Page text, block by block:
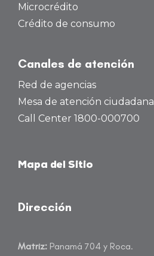
Microcrédito
Crédito de consumo
Canales de atención
Red de agencias
Mesa de atención ciudadana
Call Center 1800-000700
Mapa del Sitio
Dirección
Matriz: Panamá 704 y Roca.